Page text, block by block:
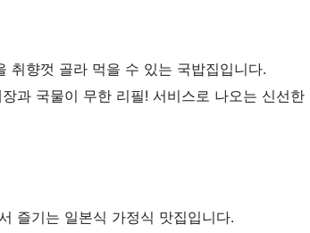
취향껏 골라 먹을 수 있는 국밥집입니다.
과 국물이 무한 리필! 서비스로 나오는 신선한
즐기는 일본식 가정식 맛집입니다.